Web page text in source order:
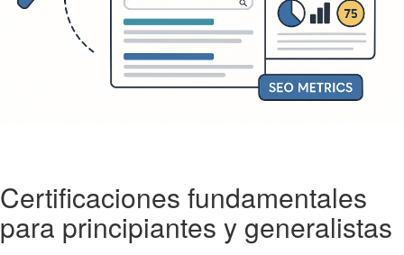
Certificaciones fundamentales
para principiantes y generalistas